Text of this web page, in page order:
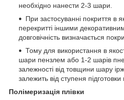
необхідно нанести 2-3 шари.
При застосуванні покриття в
перекритті іншими
довговічність визначається
Тому для використання в
шари пензлем або 1-2 шарів
залежності від товщини шару
залежить від ступеня підготовки
Полімеризація плівки